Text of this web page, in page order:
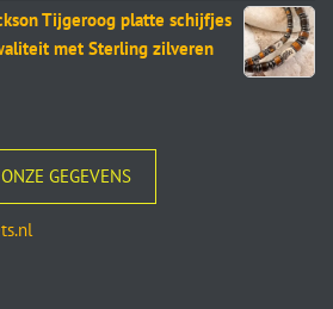
Tijgeroog platte schijfjes
met Sterling zilveren
ONZE GEGEVENS